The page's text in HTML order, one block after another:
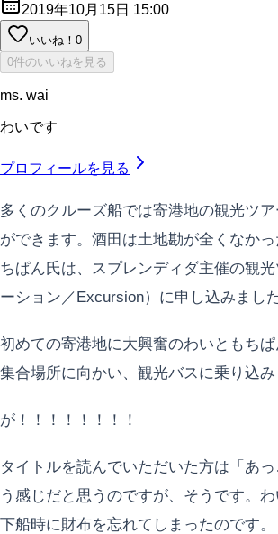
2019年10月15日 15:00
いいね！ 0
0件のいいねを見る
ms. wai
わいです
プロフィールを見る
多くのクルーズ船では寄港地の観光ツ
ができます。酒田は土地勘が全くなか
ちぱん氏は、スプレンディダ主催の観
ーション／Excursion）に申し込みました
初めての寄港地に大興奮のわいともち
集合場所に向かい、観光バスに乗り込み
が！！！！！！！！
タイトルを読んでいただいた方は「あ
う感じだと思うのですが、そうです。
下船時に財布を忘れてしまったのです。